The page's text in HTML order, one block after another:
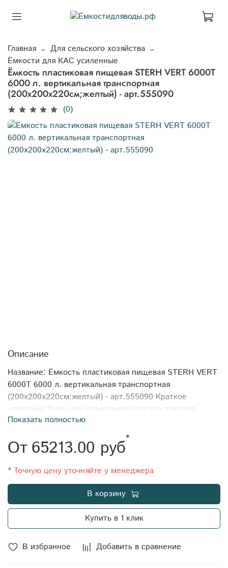
Главная
Для сельского хозяйства
Ёмкости для КАС усиленные
Ёмкость пластиковая пищевая STERH VERT 6000T
6000 л. вертикальная транспортная
(200x200x220см;желтый) - арт.555090
(0)
В избранное Добавить в сравнение
Описание
Название: Ёмкость пластиковая пищевая STERH VERT
6000T 6000 л. вертикальная транспортная
(200x200x220см;желтый) - арт.555090 Краткое
описание: Большая цилиндрическая пластиковая
емкость – имеет 2 варианта исполнения – для
хранения больших объемов воды (данный вариант) и
для растворов КАС, агрохимии, удобрений, ЖКУ и
Объём: 6000 Тип товара: Транспортные ёмкости и
кассеты Серия: VERT 6000T Формфактор:
вертикальная транспортная Производитель: STERH
Длина: 200 Ширина: 200 Высота: 220 Объем
транспортный: 8,8 Габариты: 200x200x220 Диаметр
крышки: 45,1 Цвет: желтый Материал наружного/
внутреннего слоя: первичный LLDPE (линейный
Показать полностью
От65213.00 руб*
* Точную цену уточняйте у менеджера
В корзину
Купить в 1 клик